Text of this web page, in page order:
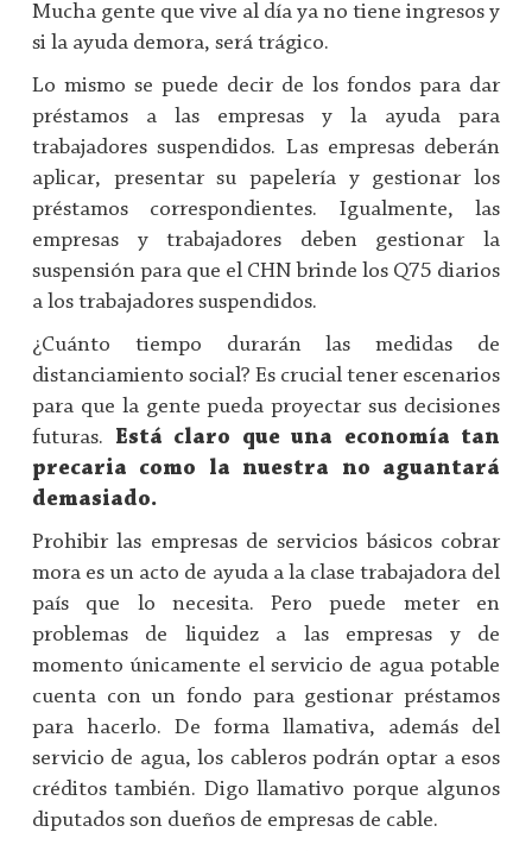
Mucha gente que vive al día ya no tiene ingresos y
si la ayuda demora, será trágico.
Lo mismo se puede decir de los fondos para dar
préstamos a las empresas y la ayuda para
trabajadores suspendidos. Las empresas deberán
aplicar, presentar su papelería y gestionar los
préstamos correspondientes. Igualmente, las
empresas y trabajadores deben gestionar la
suspensión para que el CHN brinde los Q75 diarios
a los trabajadores suspendidos.
¿Cuánto tiempo durarán las medidas de
distanciamiento social? Es crucial tener escenarios
para que la gente pueda proyectar sus decisiones
futuras. Está claro que una economía tan
precaria como la nuestra no aguantará
demasiado.
Prohibir las empresas de servicios básicos cobrar
mora es un acto de ayuda a la clase trabajadora del
país que lo necesita. Pero puede meter en
problemas de liquidez a las empresas y de
momento únicamente el servicio de agua potable
cuenta con un fondo para gestionar préstamos
para hacerlo. De forma llamativa, además del
servicio de agua, los cableros podrán optar a esos
créditos también. Digo llamativo porque algunos
diputados son dueños de empresas de cable.